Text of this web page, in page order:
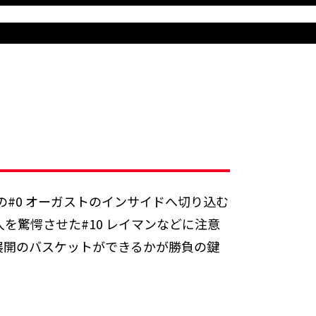
オーガストのインサイドへ切り込む
驚愕させた#10 レイマンなどに注意
のバスケットができるかが勝負の鍵